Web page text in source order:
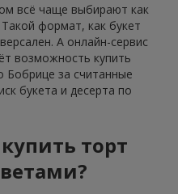
всё чаще выбирают как
формат, как букет
А онлайн-сервис
возможность купить
Бобрице за считанные
букета и десерта по
торт